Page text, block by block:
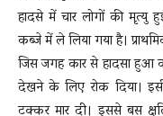
हादसे में चार लोगों की मृत्यु
कब्जे में ले लिया गया है।
जिस जगह कार से हादसा हुआ
देखने के लिए रोक दिया।